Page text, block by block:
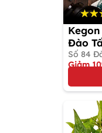
Đào
Số 84
Giảm
Gọi